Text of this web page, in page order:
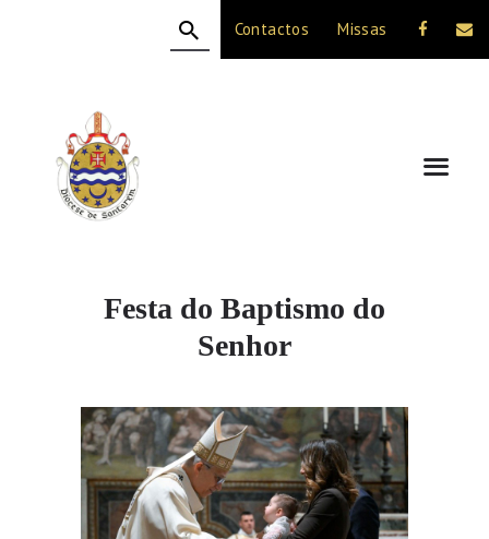
Contactos Missas
Festa do Baptismo do
Senhor
A DIOCESE
CELEBRAÇÃO
VIDA CRISTÃ
NOTÍCIAS